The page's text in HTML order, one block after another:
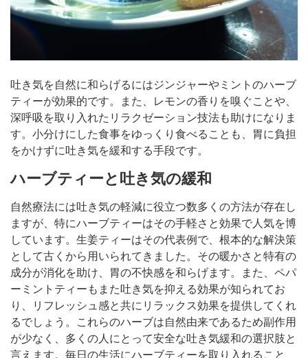
吐き気を自然に和らげるにはジンジャーやミントのハーブ
ティーが効果的です。また、レモンの香りを嗅ぐことや、
深呼吸を取り入れたリラクゼーション技法も助けになりま
す。小分けにした食事をゆっくり食べることも、胃に負担
をかけずに吐き気を緩和する手段です。
ハーブティーと吐き気の緩和
自然療法には吐き気の軽減に役立つ数多くの方法が存在し
ますが、特にハーブティーはその手軽さと効果で人気を博
しています。生姜ティーはその代表例で、根本的な解決策
として古くから用いられてきました。その暖かさと特有の
成分が消化を助け、胃の不快感を和らげます。また、ペパ
ーミントティーもまた吐き気を抑える効果が知られてお
り、リフレッシュ感と共にリラックス効果を提供してくれ
るでしょう。これらのハーブは自然由来であるため副作用
が少なく、多くの人にとって安全な吐き気緩和の選択肢と
言えます。毎日の生活にハーブティーを取り入れること